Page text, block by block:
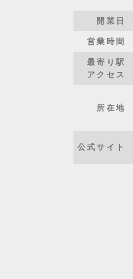
開業日
営業時間
最寄り駅
アクセス
所在地
公式サイト